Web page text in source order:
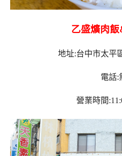
乙盛爌肉
地址:台中市太平
電話:
營業時間